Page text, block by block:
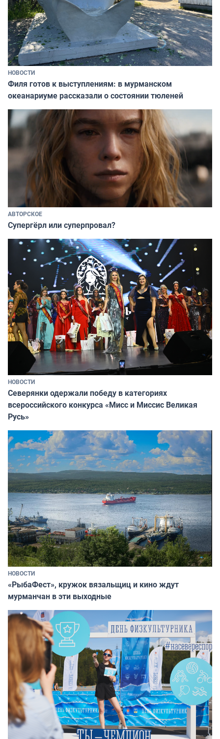
НОВОСТИ
Филя готов к выступлениям: в мурманском
океанариуме рассказали о состоянии тюленей
АВТОРСКОЕ
Супергёрл или суперпровал?
НОВОСТИ
Северянки одержали победу в категориях
всероссийского конкурса «Мисс и Миссис Великая
Русь»
НОВОСТИ
«РыбаФест», кружок вязальщиц и кино ждут
мурманчан в эти выходные